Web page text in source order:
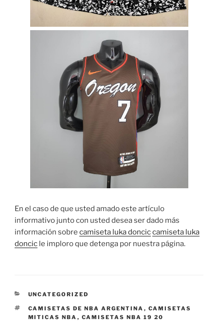
En el caso de que usted amado este artículo
informativo junto con usted desea ser dado más
información sobre camiseta luka donciccamiseta luka
doncic le imploro que detenga por nuestra página.
CATEGORÍAS
UNCATEGORIZED
ETIQUETAS
CAMISETAS DE NBA ARGENTINA , CAMISETAS
MITICAS NBA , CAMISETAS NBA 19 20